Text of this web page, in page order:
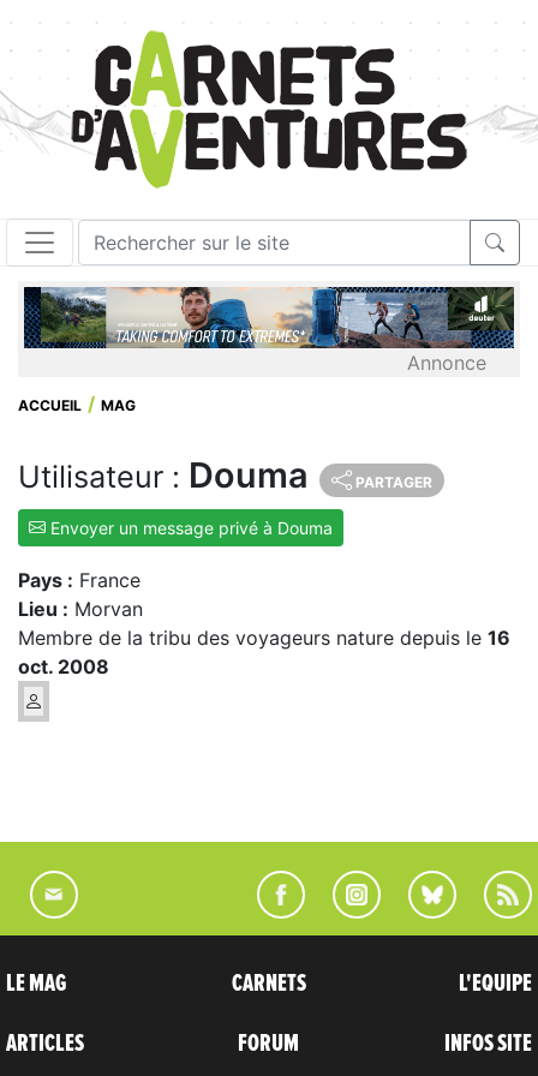
Annonce
ACCUEIL MAG
Utilisateur : Douma PARTAGER
Envoyer un message privé à Douma
Pays : France
Lieu : Morvan
Membre de la tribu des voyageurs nature depuis le 16
oct. 2008
LE MAG
ARTICLES
CARNETS
FORUM
L'EQUIPE
INFOS SITE